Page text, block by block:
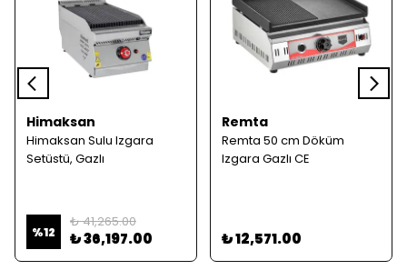
Himaksan
Himaksan Sulu Izgara
Setüstü, Gazlı
%12
₺ 41,265.00
₺ 36,197.00
Remta
Remta 50 cm Döküm
Izgara Gazlı CE
₺ 12,571.00